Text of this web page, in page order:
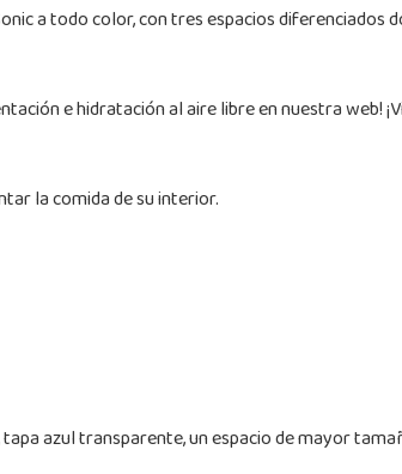
a todo color, con tres espacios
e hidratación al aire libre en nuestra web!
la comida de su interior.
azul transparente, un espacio de mayor